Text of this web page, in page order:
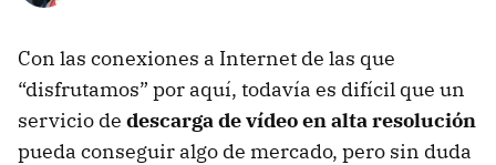
Con las conexiones a Internet de las que
“disfrutamos” por aquí, todavía es difícil que un
servicio de descarga de vídeo en alta resolución
pueda conseguir algo de mercado, pero sin duda